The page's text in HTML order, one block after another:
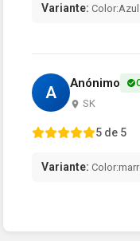
Variante: Color:Azul
A Anónimo
SK
5 de 5
Variante: